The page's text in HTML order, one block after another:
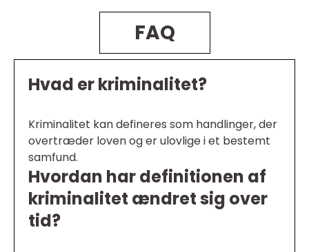
FAQ
Hvad er kriminalitet?
Kriminalitet kan defineres som handlinger, der
overtræder loven og er ulovlige i et bestemt
samfund.
Hvordan har definitionen af
kriminalitet ændret sig over
tid?